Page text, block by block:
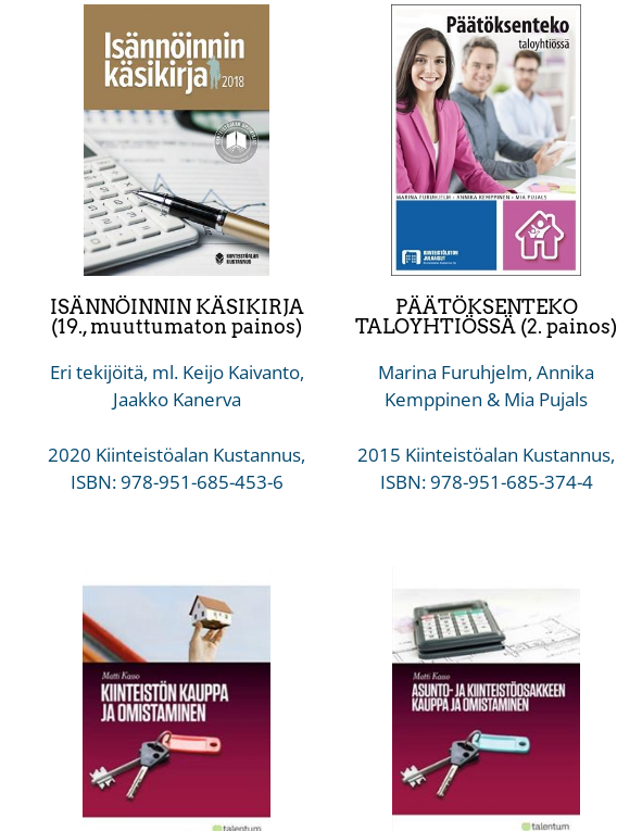
ISÄNNÖINNIN KÄSIKIRJA
(19., muuttumaton painos)
Eri tekijöitä, ml. Keijo Kaivanto,
Jaakko Kanerva
2020 Kiinteistöalan Kustannus,
ISBN: 978-951-685-453-6
PÄÄTÖKSENTEKO
TALOYHTIÖSSÄ (2. painos)
Marina Furuhjelm, Annika
Kemppinen & Mia Pujals
2015 Kiinteistöalan Kustannus,
ISBN: 978-951-685-374-4